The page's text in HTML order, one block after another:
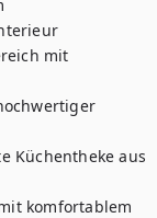
mit
Küchentheke aus
komfortablem